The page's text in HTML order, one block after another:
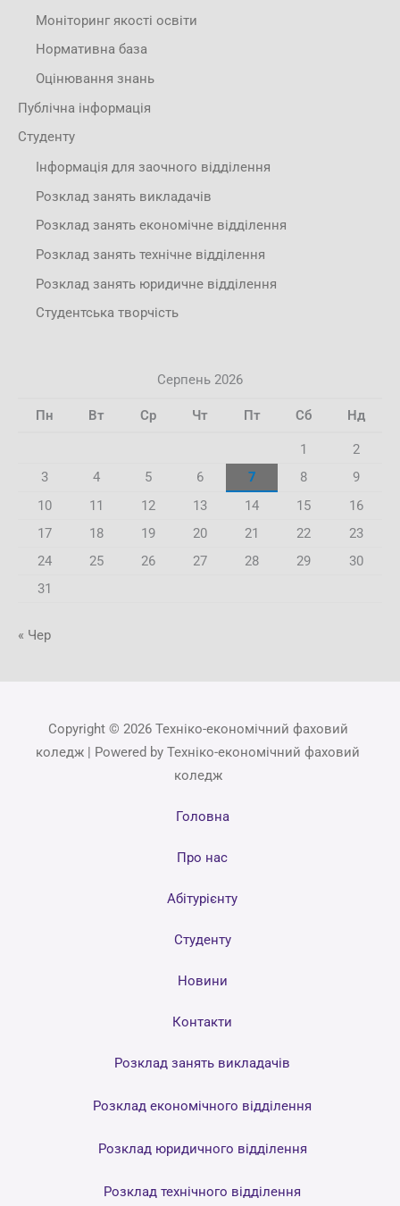
Моніторинг якості освіти
Нормативна база
Оцінювання знань
Публічна інформація
Студенту
Інформація для заочного відділення
Розклад занять викладачів
Розклад занять економічне відділення
Розклад занять технічне відділення
Розклад занять юридичне відділення
Студентська творчість
Серпень 2026
Пн Вт Ср Чт Пт Сб Нд
1
2
3
4 5 6 7 8
9
10
11 12 13 14 15
16
17
18 19 20 21 22
23
24
25 26 27 28 29
30
31
« Чер
Copyright © 2026 Техніко-економічний фаховий
коледж | Powered by Техніко-економічний фаховий
коледж
Головна
Про нас
Абітурієнту
Студенту
Новини
Контакти
Розклад занять викладачів
Розклад економічного відділення
Розклад юридичного відділення
Розклад технічного відділення